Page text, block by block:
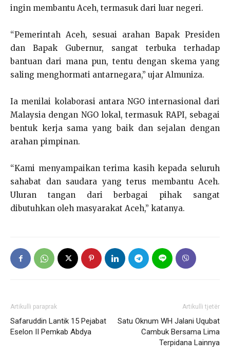
ingin membantu Aceh, termasuk dari luar negeri.
“Pemerintah Aceh, sesuai arahan Bapak Presiden
dan Bapak Gubernur, sangat terbuka terhadap
bantuan dari mana pun, tentu dengan skema yang
saling menghormati antarnegara,” ujar Almuniza.
Ia menilai kolaborasi antara NGO internasional dari
Malaysia dengan NGO lokal, termasuk RAPI, sebagai
bentuk kerja sama yang baik dan sejalan dengan
arahan pimpinan.
“Kami menyampaikan terima kasih kepada seluruh
sahabat dan saudara yang terus membantu Aceh.
Uluran tangan dari berbagai pihak sangat
dibutuhkan oleh masyarakat Aceh,” katanya.
Artikulli paraprak
Safaruddin Lantik 15 Pejabat
Eselon II Pemkab Abdya
Artikulli tjetër
Satu Oknum WH Jalani Uqubat
Cambuk Bersama Lima
Terpidana Lainnya